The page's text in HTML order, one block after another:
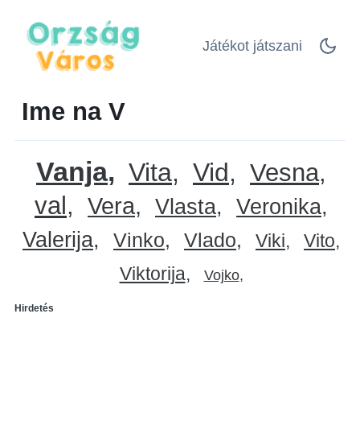
Játékot játszani
Ime na V
Vanja Vita Vid
Vesna
val
Vera Vlasta
Veronika
Valerija
Vinko Vlado Viki
Vito
Viktorija
Vojko
Hirdetés